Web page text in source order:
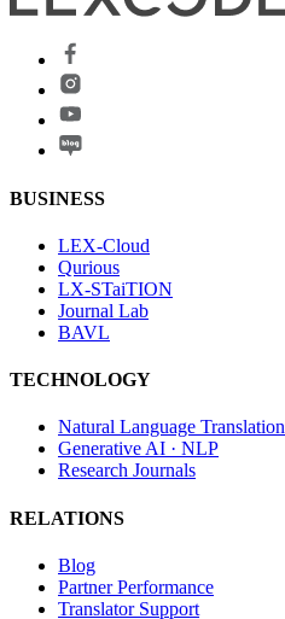
BUSINESS
LEX-Cloud
Qurious
LX-STaiTION
Journal Lab
BAVL
TECHNOLOGY
Natural Language
Generative AI · NLP
Research Journals
RELATIONS
Blog
Partner Performance
Translator Support